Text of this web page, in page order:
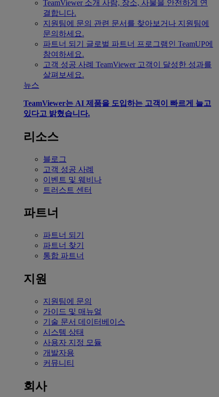
TeamViewer 소개 사람, 장소, 사물을 안전하게 연
결합니다.
지원팀에 문의 관련 문서를 찾아보거나 지원팀에
문의하세요.
파트너 되기
글로벌 파트너 프로그램인 TeamUP에
참여하세요.
고객 성공 사례 TeamViewer 고객이 달성한 성과를
살펴보세요.
뉴스
TeamViewer는 AI 제품을 도입하는 고객이 빠르게 늘고
있다고 밝혔습니다.
리소스
블로그
고객 성공 사례
이벤트 및 웨비나
트러스트 센터
파트너
파트너 되기
파트너 찾기
통합 파트너
지원
지원팀에 문의
가이드 및 매뉴얼
기술 문서 데이터베이스
시스템 상태
사용자 지정 모듈
개발자용
커뮤니티
회사